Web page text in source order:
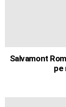
Salvamont
pe